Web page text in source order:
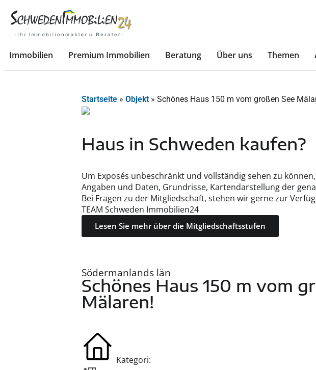
Immobilien Premium Immobilien Beratung Über uns Themen
Startseite » Objekt » Schönes Haus 150 m vom großen See
Haus in Schweden kaufen?
Um Exposés unbeschränkt und vollständig sehen zu
Angaben und Daten, Grundrisse, Kartendarstellung der
Bei Fragen zu der Mitgliedschaft, stehen wir gerne zur
TEAM Schweden Immobilien24
Lesen Sie mehr über die Mitgliedschaftsstufen
Södermanlands län
Schönes Haus 150 m vom
Mälaren!
Kategori: